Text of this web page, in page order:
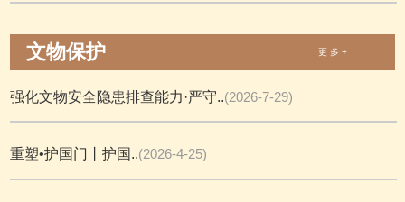
文物保护 更 多 +
强化文物安全隐患排查能力·严守..(2026-7-29)
重塑•护国门丨护国..(2026-4-25)